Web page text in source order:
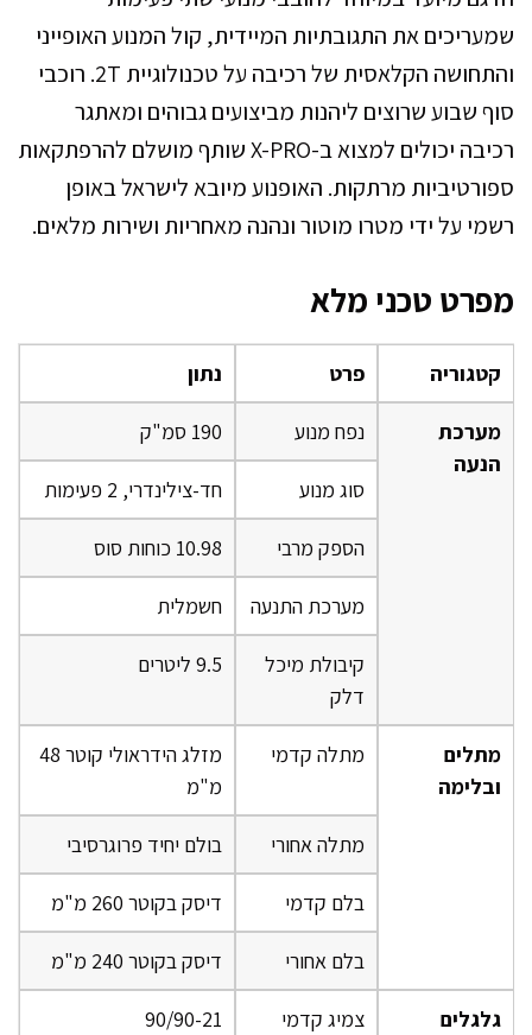
שמעריכים את התגובתיות המיידית, קול המנוע האופייני
והתחושה הקלאסית של רכיבה על טכנולוגיית 2T. רוכבי
סוף שבוע שרוצים ליהנות מביצועים גבוהים ומאתגר
רכיבה יכולים למצוא ב-X-PRO שותף מושלם להרפתקאות
ספורטיביות מרתקות. האופנוע מיובא לישראל באופן
רשמי על ידי מטרו מוטור ונהנה מאחריות ושירות מלאים.
מפרט טכני מלא
קטגוריה פרט נתון
מערכת
הנעה
נפח מנוע 190 סמ"ק
סוג מנוע חד-צילינדרי, 2 פעימות
הספק מרבי 10.98 כוחות סוס
מערכת התנעה חשמלית
קיבולת מיכל
דלק
9.5 ליטרים
מתלים
ובלימה
מתלה קדמי
מזלג הידראולי קוטר 48
מ"מ
מתלה אחורי בולם יחיד פרוגרסיבי
בלם קדמי דיסק בקוטר 260 מ"מ
בלם אחורי דיסק בקוטר 240 מ"מ
גלגלים
צמיג קדמי 90/90-21